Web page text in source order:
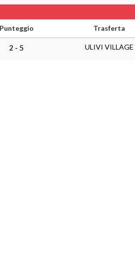
Punteggio Trasferta
2 - 5 ULIVI VILLAGE